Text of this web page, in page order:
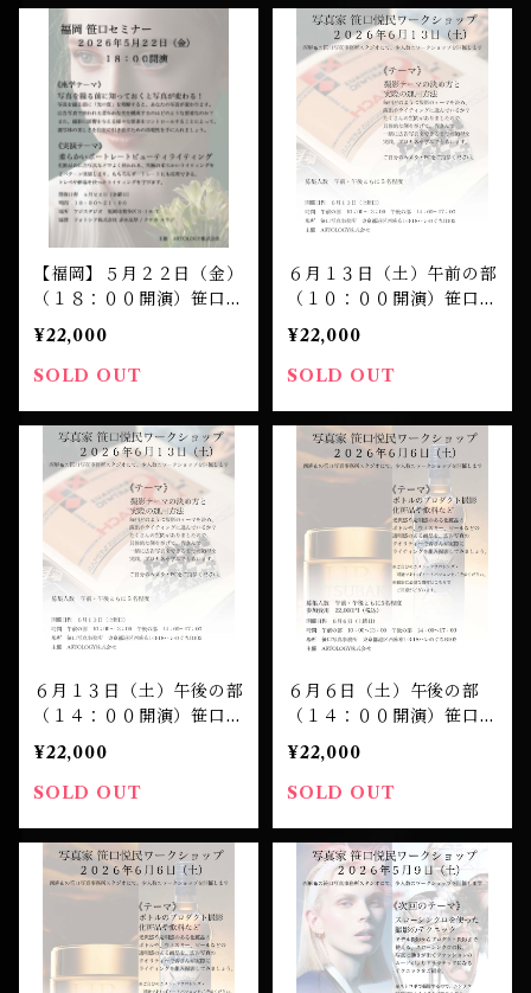
【福岡】５月２２日（金）
（１８：００開演）笹口セ
ミナー 受講チケット
¥22,000
SOLD OUT
６月１３日（土）午前の部
（１０：００開演）笹口悦
民 ワークショップ 受講
チケット
¥22,000
SOLD OUT
６月１３日（土）午後の部
（１４：００開演）笹口悦
民 ワークショップ 受講
チケット
¥22,000
SOLD OUT
６月６日（土）午後の部
（１４：００開演）笹口悦
民 ワークショップ 受講
チケット
¥22,000
SOLD OUT